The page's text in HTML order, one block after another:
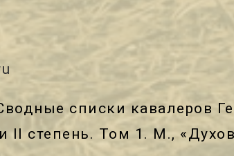
списки кавалеров
II степень. Том 1. М.,